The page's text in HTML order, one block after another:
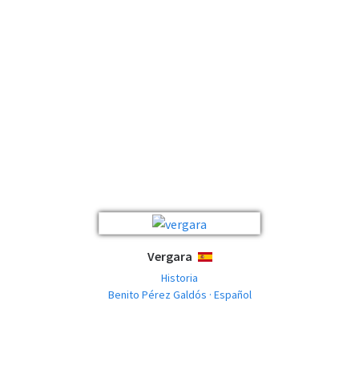
Vergara ESPAÑOL
Historia
Benito Pérez Galdós · Español